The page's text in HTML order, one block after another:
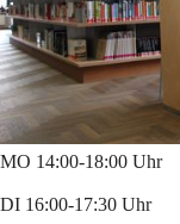
MO 14:00-18:00 Uhr
DI 16:00-17:30 Uhr